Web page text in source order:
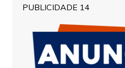
PUBLICIDADE 14